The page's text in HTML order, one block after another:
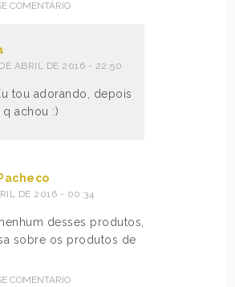
COMENTÁRIO
ABRIL DE 2016 - 22:50
tou adorando, depois
achou :)
DE 2016 - 00:34
desses produtos,
sobre os produtos de
COMENTÁRIO